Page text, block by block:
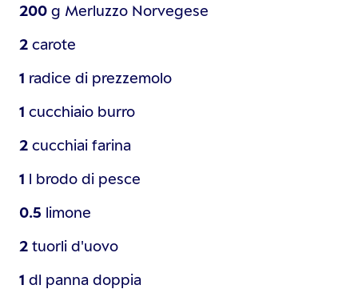
200 g Merluzzo Norvegese
2 carote
1 radice di prezzemolo
1 cucchiaio burro
2 cucchiai farina
1 l brodo di pesce
0.5 limone
2 tuorli d'uovo
1 dl panna doppia